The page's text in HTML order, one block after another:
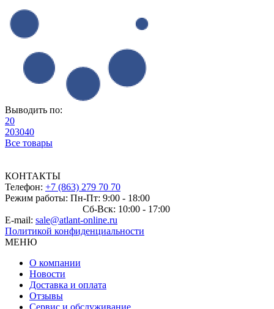
Выводить по:
20
203040
Все товары
КОНТАКТЫ
Телефон: +7 (863) 279 70 70
Режим работы: Пн-Пт: 9:00 - 18:00
Сб-Вск: 10:00 - 17:00
E-mail: sale@atlant-online.ru
Политикой конфиденциальности
МЕНЮ
О компании
Новости
Доставка и оплата
Отзывы
Сервис и обслуживание